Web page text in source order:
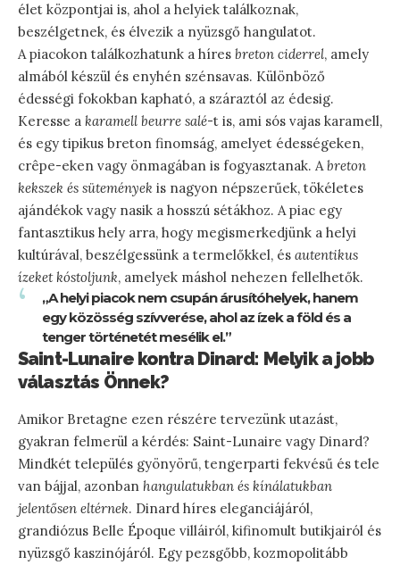
élet központjai is, ahol a helyiek találkoznak,
beszélgetnek, és élvezik a nyüzsgő hangulatot.
A piacokon találkozhatunk a híres breton ciderrel, amely
almából készül és enyhén szénsavas. Különböző
édességi fokokban kapható, a száraztól az édesig.
Keresse a karamell beurre salé-t is, ami sós vajas karamell,
és egy tipikus breton finomság, amelyet édességeken,
crêpe-eken vagy önmagában is fogyasztanak. A breton
kekszek és sütemények is nagyon népszerűek, tökéletes
ajándékok vagy nasik a hosszú sétákhoz. A piac egy
fantasztikus hely arra, hogy megismerkedjünk a helyi
kultúrával, beszélgessünk a termelőkkel, és autentikus
ízeket kóstoljunk, amelyek máshol nehezen fellelhetők.
„A helyi piacok nem csupán árusítóhelyek, hanem
egy közösség szívverése, ahol az ízek a föld és a
tenger történetét mesélik el.”
Saint-Lunaire kontra Dinard: Melyik a jobb
választás Önnek?
Amikor Bretagne ezen részére tervezünk utazást,
gyakran felmerül a kérdés: Saint-Lunaire vagy Dinard?
Mindkét település gyönyörű, tengerparti fekvésű és tele
van bájjal, azonban hangulatukban és kínálatukban
jelentősen eltérnek. Dinard híres eleganciájáról,
grandiózus Belle Époque villáiról, kifinomult butikjairól és
nyüzsgő kaszinójáról. Egy pezsgőbb, kozmopolitább